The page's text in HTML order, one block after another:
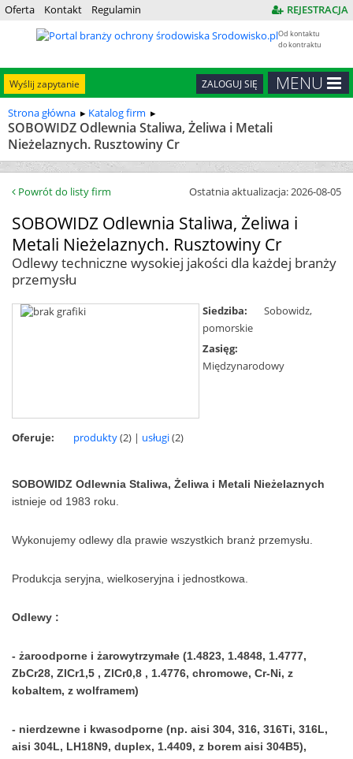
Oferta Kontakt Regulamin REJESTRACJA
Od kontaktu
do kontraktu
MENU
ZALOGUJ SIĘ
Wyślij zapytanie
Strona główna Katalog firm
SOBOWIDZ Odlewnia Staliwa, Żeliwa i Metali
Nieżelaznych. Rusztowiny Cr
Powrót do listy firm Ostatnia aktualizacja: 2026-08-05
SOBOWIDZ Odlewnia Staliwa, Żeliwa i
Metali Nieżelaznych. Rusztowiny Cr
Odlewy techniczne wysokiej jakości dla każdej branży
przemysłu
Siedziba:
Sobowidz,
pomorskie
Zasięg:
Międzynarodowy
Oferuje: produkty(2) | usługi(2)
SOBOWIDZ Odlewnia Staliwa, Żeliwa i Metali Nieżelaznych
istnieje od 1983 roku.
Wykonujemy odlewy dla prawie wszystkich branż przemysłu.
Produkcja seryjna, wielkoseryjna i jednostkowa.
Odlewy :
- żaroodporne i żarowytrzymałe (1.4823, 1.4848, 1.4777,
ZbCr28, ZlCr1,5 , ZlCr0,8 , 1.4776, chromowe, Cr-Ni, z
kobaltem, z wolframem)
- nierdzewne i kwasodporne (np. aisi 304, 316, 316Ti, 316L,
aisi 304L, LH18N9, duplex, 1.4409, z borem aisi 304B5),